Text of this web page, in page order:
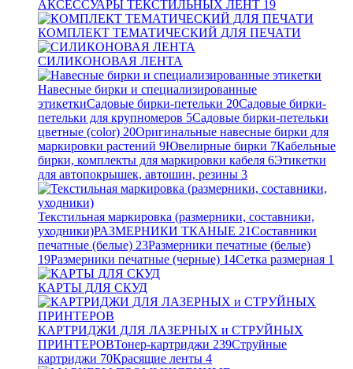
АКСЕССУАРЫ ТЕКСТИЛЬНЫХ ЛЕНТ 19
КОМПЛЕКТ ТЕМАТИЧЕСКИЙ ДЛЯ ПЕЧАТИ
СИЛИКОНОВАЯ ЛЕНТА
Навесные бирки и специализированные
этикеткиСадовые бирки-петельки 20Садовые бирки-
петельки для крупномеров 5Садовые бирки-петельки
цветные (color) 20Оригинальные навесные бирки для
маркировки растений 9Ювелирные бирки 7Кабельные
бирки, комплекты для маркировки кабеля 6Этикетки
для автопокрышек, автошин, резины 3
Текстильная маркировка (размерники, составники,
уходники)РАЗМЕРНИКИ ТКАНЫЕ 21Составники
печатные (белые) 23Размерники печатные (белые)
19Размерники печатные (черные) 14Сетка размерная 1
КАРТЫ ДЛЯ СКУД
КАРТРИДЖИ ДЛЯ ЛАЗЕРНЫХ и СТРУЙНЫХ
ПРИНТЕРОВТонер-картриджи 239Струйные
картриджи 70Красящие ленты 4